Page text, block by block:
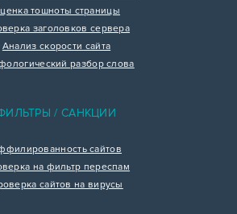
тошноты страницы
заголовков сервера
Анализ скорости сайта
разбор слова
/ САНКЦИИ
сайтов
на фильтр переспам
сайтов на вирусы